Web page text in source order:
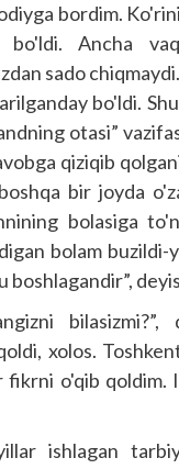
bordim.
Ancha
sado
bo'ldi.
otasi”
qiziqib
bir joyda
bolasiga
bolam buzildi-
boshlagandir”,
xolos.
fikrni o'qib
ishlagan